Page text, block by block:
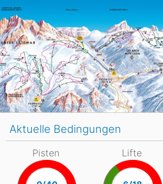
Aktuelle Bedingungen
Pisten Lifte